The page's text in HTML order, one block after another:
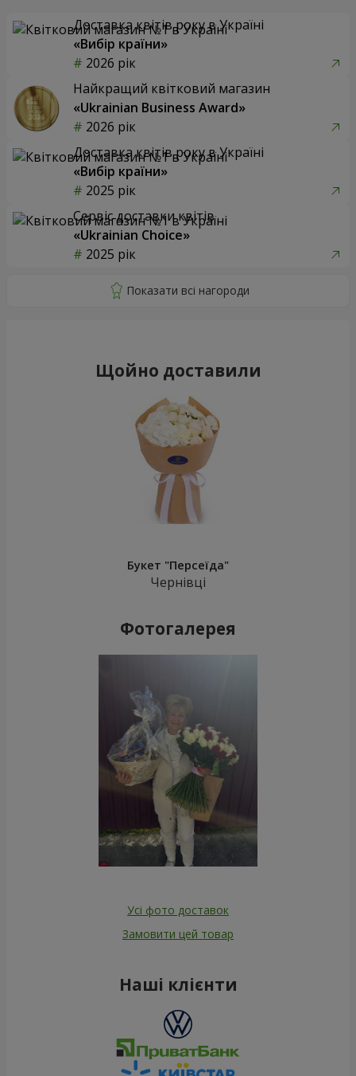
Доставка квітів року в Україні
«Вибір країни»
2026 рік
Найкращий квітковий магазин
«Ukrainian Business Award»
2026 рік
Доставка квітів року в Україні
«Вибір країни»
2025 рік
Сервіс доставки квітів
«Ukrainian Choice»
2025 рік
Щойно доставили
Букет "Персеїда"
Чернівці
Фотогалерея
Усі фото доставок
Замовити цей товар
Наші клієнти